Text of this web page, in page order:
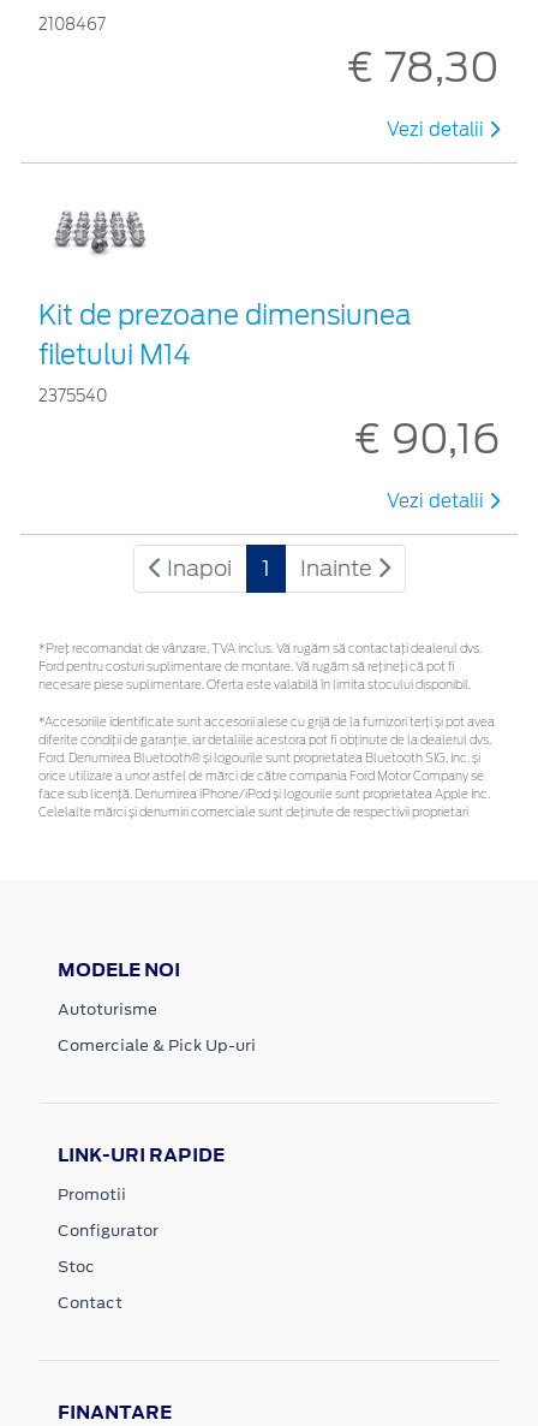
2108467
€ 78,30
Vezi detalii
Kit de prezoane dimensiunea
filetului M14
2375540
€ 90,16
Vezi detalii
Inapoi 1 Inainte
*Preţ recomandat de vânzare, TVA inclus. Vă rugăm să contactaţi dealerul dvs.
Ford pentru costuri suplimentare de montare. Vă rugăm să rețineți că pot fi
necesare piese suplimentare. Oferta este valabilă în limita stocului disponibil.
*Accesoriile identificate sunt accesorii alese cu grijă de la furnizori terți și pot avea
diferite condiții de garanție, iar detaliile acestora pot fi obținute de la dealerul dvs.
Ford. Denumirea Bluetooth® și logourile sunt proprietatea Bluetooth SIG, Inc. și
orice utilizare a unor astfel de mărci de către compania Ford Motor Company se
face sub licență. Denumirea iPhone/iPod și logourile sunt proprietatea Apple Inc.
Celelalte mărci și denumiri comerciale sunt deținute de respectivii proprietari
MODELE NOI
Autoturisme
Comerciale & Pick Up-uri
LINK-URI RAPIDE
Promotii
Configurator
Stoc
Contact
FINANTARE